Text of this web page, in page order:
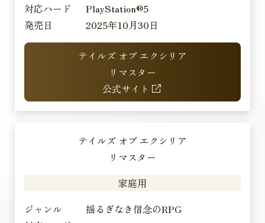
対応ハード
PlayStation®5
発売日
2025年10月30日
テイルズ オブ エクシリア
リマスター
公式サイト
テイルズ オブ エクシリア
リマスター
家庭用
ジャンル
揺るぎなき信念のRPG